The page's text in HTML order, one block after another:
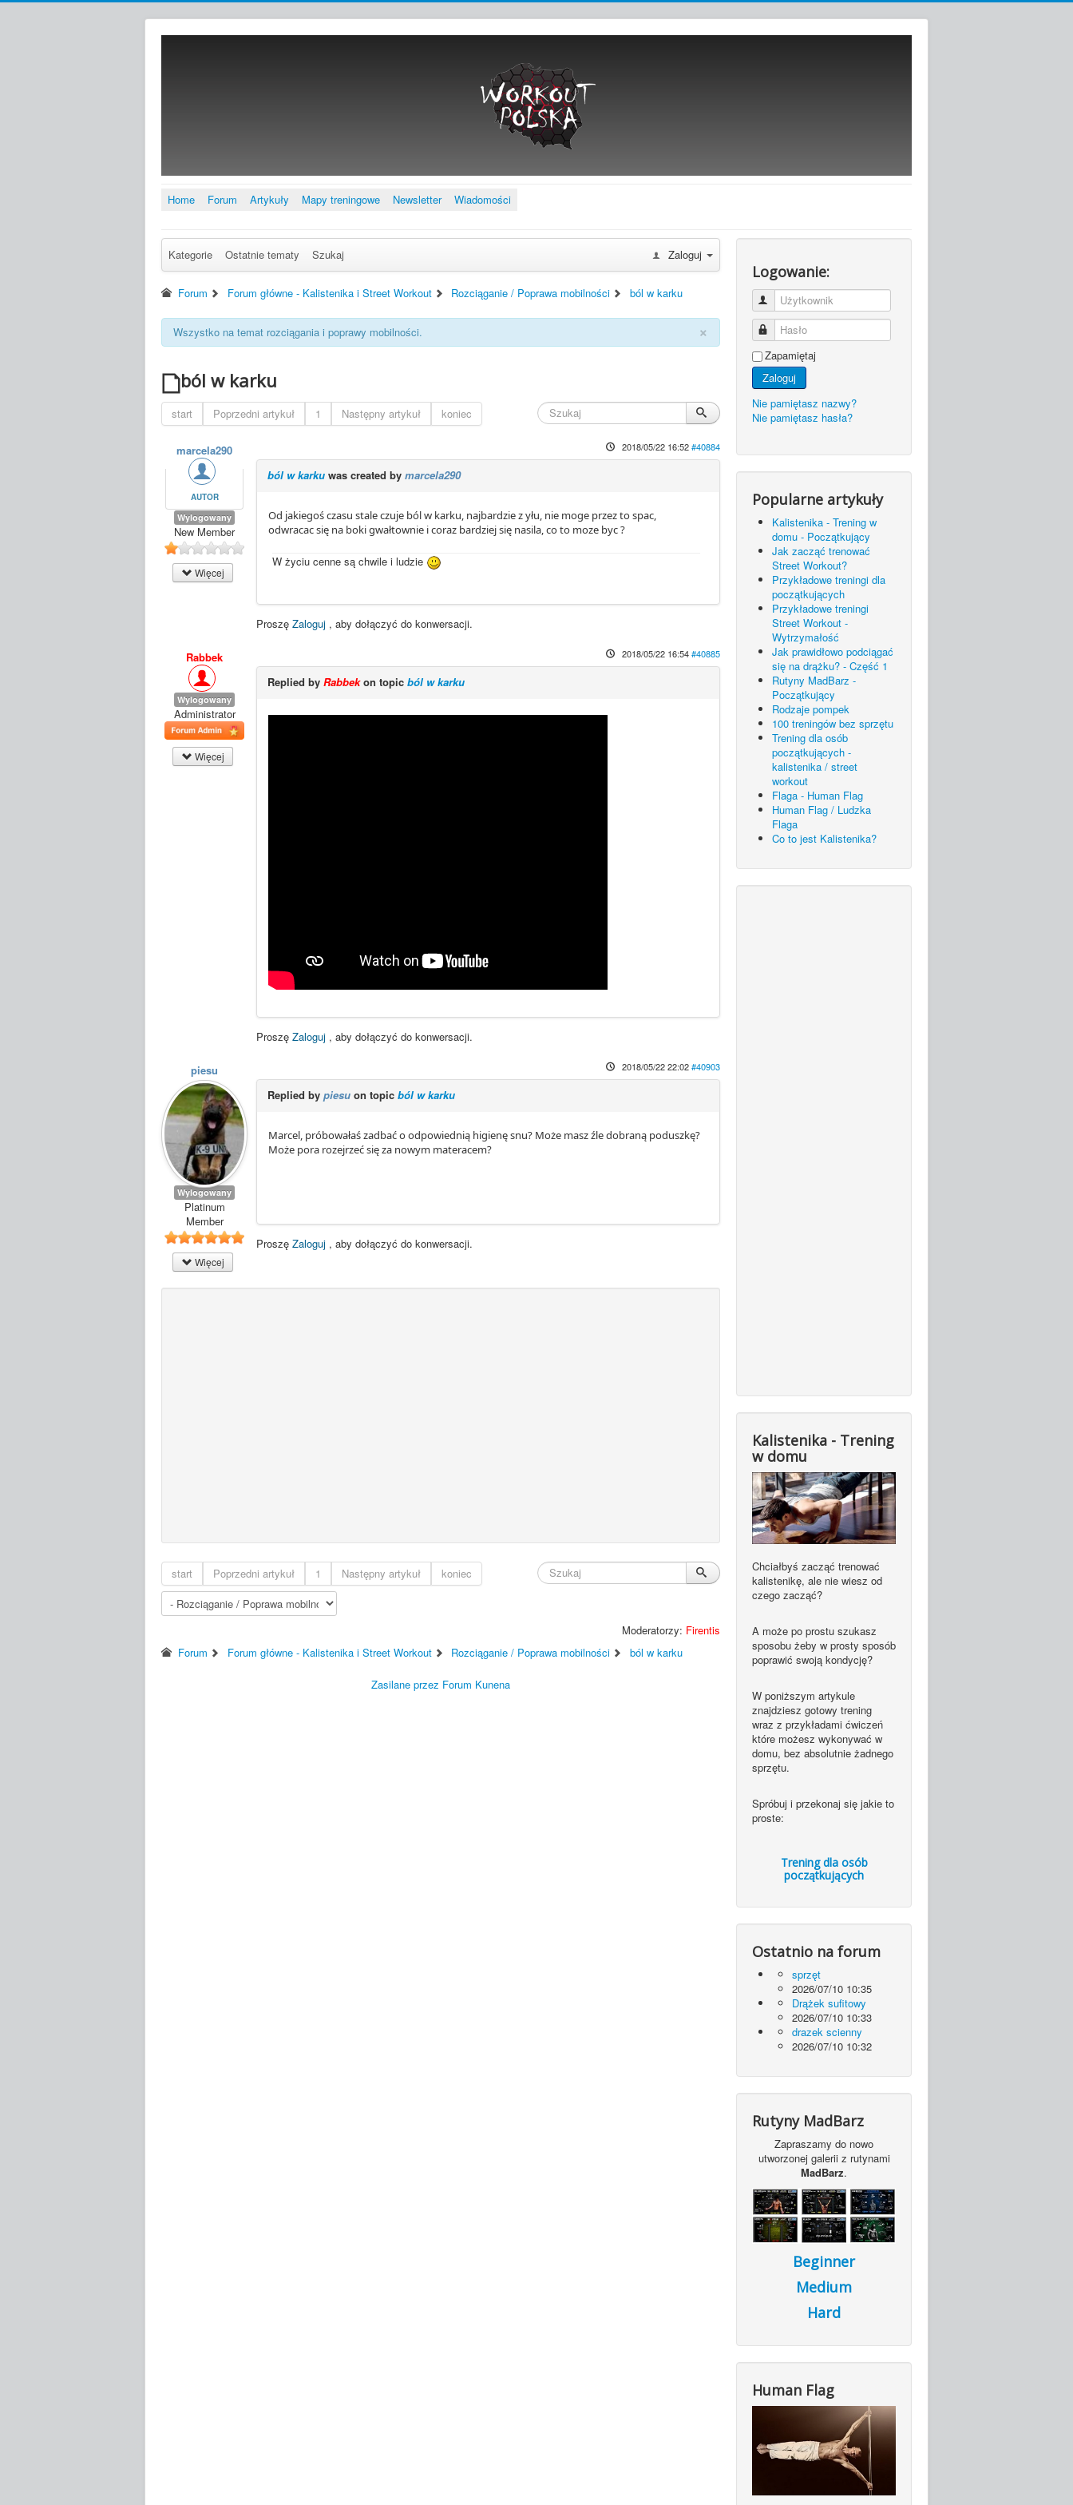
Home Forum Artykuły Mapy treningowe Newsletter Wiadomości
Kategorie Ostatnie tematy Szukaj Zaloguj
Forum Forum główne - Kalistenika i Street Workout Rozciąganie / Poprawa mobilności ból w karku
×
Wszystko na temat rozciągania i poprawy mobilności.
ból w karku
start Poprzedni artykuł 1 Następny artykuł koniec
marcela290
AUTOR
Wylogowany
New Member
Więcej
2018/05/22 16:52#40884
ból w karku was created bymarcela290
Od jakiegoś czasu stale czuje ból w karku, najbardzie z yłu, nie moge przez to spac,
odwracac się na boki gwałtownie i coraz bardziej się nasila, co to moze byc ?
W życiu cenne są chwile i ludzie
ProszęZaloguj , aby dołączyć do konwersacji.
Rabbek
Wylogowany
Administrator
Więcej
2018/05/22 16:54#40885
Replied byRabbekon topicból w karku
ProszęZaloguj , aby dołączyć do konwersacji.
piesu
Wylogowany
Platinum
Member
Więcej
2018/05/22 22:02#40903
Replied bypiesu on topicból w karku
Marcel, próbowałaś zadbać o odpowiednią higienę snu? Może masz źle dobraną poduszkę?
Może pora rozejrzeć się za nowym materacem?
ProszęZaloguj , aby dołączyć do konwersacji.
start Poprzedni artykuł 1 Następny artykuł koniec
Moderatorzy: Firentis
Forum
Forum główne - Kalistenika i Street Workout Rozciąganie / Poprawa mobilności ból w karku
Zasilane przez Forum Kunena
Logowanie:
Użytkownik
Hasło
Zapamiętaj
Zaloguj
Nie pamiętasz nazwy?
Nie pamiętasz hasła?
Popularne artykuły
Kalistenika - Trening w
domu - Początkujący
Jak zacząć trenować
Street Workout?
Przykładowe treningi dla
początkujących
Przykładowe treningi
Street Workout -
Wytrzymałość
Jak prawidłowo podciągać
się na drążku? - Część 1
Rutyny MadBarz -
Początkujący
Rodzaje pompek
100 treningów bez sprzętu
Trening dla osób
początkujących -
kalistenika / street
workout
Flaga - Human Flag
Human Flag / Ludzka
Flaga
Co to jest Kalistenika?
Kalistenika - Trening
w domu
Chciałbyś zacząć trenować
kalistenikę, ale nie wiesz od
czego zacząć?
A może po prostu szukasz
sposobu żeby w prosty sposób
poprawić swoją kondycję?
W poniższym artykule
znajdziesz gotowy trening
wraz z przykładami ćwiczeń
które możesz wykonywać w
domu, bez absolutnie żadnego
sprzętu.
Spróbuj i przekonaj się jakie to
proste:
Trening dla osób
początkujących
Ostatnio na forum
sprzęt
2026/07/10 10:35
Drążek sufitowy
2026/07/10 10:33
drazek scienny
2026/07/10 10:32
Rutyny MadBarz
Zapraszamy do nowo
utworzonej galerii z rutynami
MadBarz.
Beginner
Medium
Hard
Human Flag